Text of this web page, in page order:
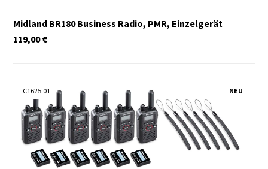
Midland BR180 Business Radio, PMR, Einzelgerät
€
119,00
NEU
C1625.01